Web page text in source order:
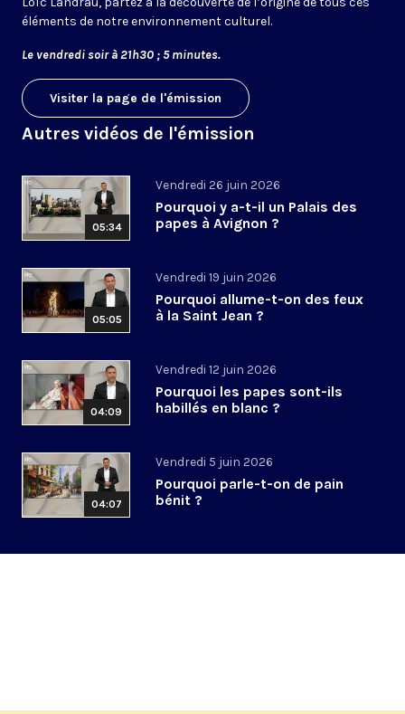
éléments de notre environnement culturel.
Le vendredi soir à 21h30 ; 5 minutes.
Visiter la page de l'émission
Autres vidéos de l'émission
05:34
Vendredi 26 juin 2026
Pourquoi y a-t-il un Palais des
papes à Avignon ?
05:05
Vendredi 19 juin 2026
Pourquoi allume-t-on des feux
à la Saint Jean ?
04:09
Vendredi 12 juin 2026
Pourquoi les papes sont-ils
habillés en blanc ?
04:07
Vendredi 5 juin 2026
Pourquoi parle-t-on de pain
bénit ?